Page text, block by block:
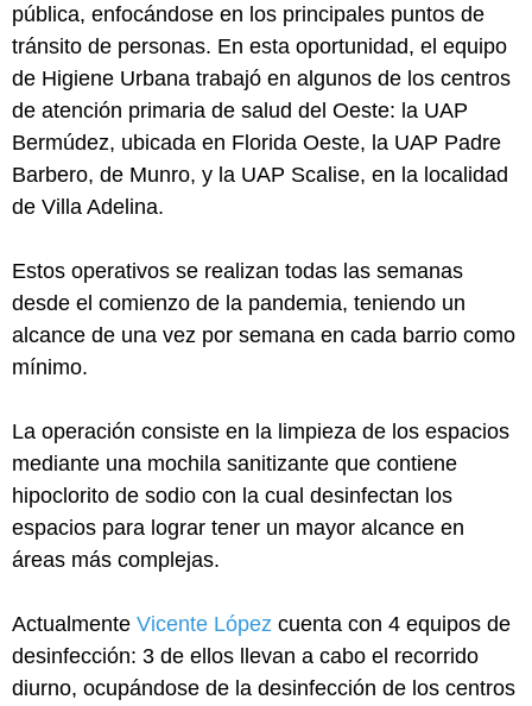
pública, enfocándose en los principales puntos de
tránsito de personas. En esta oportunidad, el equipo
de Higiene Urbana trabajó en algunos de los centros
de atención primaria de salud del Oeste: la UAP
Bermúdez, ubicada en Florida Oeste, la UAP Padre
Barbero, de Munro, y la UAP Scalise, en la localidad
de Villa Adelina.
Estos operativos se realizan todas las semanas
desde el comienzo de la pandemia, teniendo un
alcance de una vez por semana en cada barrio como
mínimo.
La operación consiste en la limpieza de los espacios
mediante una mochila sanitizante que contiene
hipoclorito de sodio con la cual desinfectan los
espacios para lograr tener un mayor alcance en
áreas más complejas.
Actualmente Vicente López cuenta con 4 equipos de
desinfección: 3 de ellos llevan a cabo el recorrido
diurno, ocupándose de la desinfección de los centros